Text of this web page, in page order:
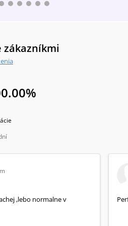
zákazníkmi
%
,lebo normalne v